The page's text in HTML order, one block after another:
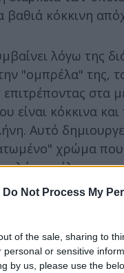
Do Not Process My
of the sale, sharing to
personal or sensitive
by us, please use the
βαθιά κόκκινη
λόγω της
"ομπρέλα" της,
στα
είναι κόκκινα
Αυτό
χρώμα που
του ήλιου.
παρατήρησης
και της
το φαινόμενο σε